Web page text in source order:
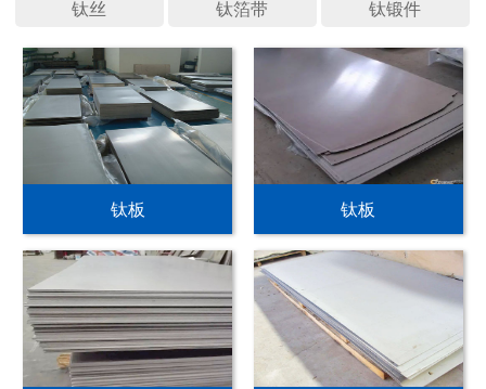
钛丝 钛箔带 钛锻件
钛板 钛板